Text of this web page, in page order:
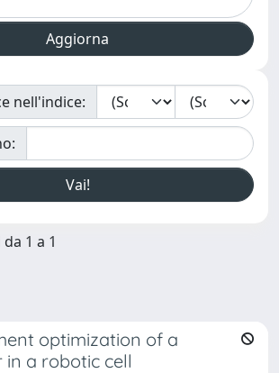
nell'indice:
1 a 1
optimization of a
a robotic cell